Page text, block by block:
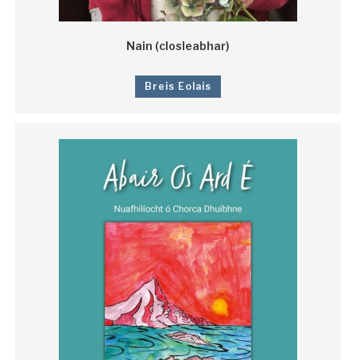
Nain (closleabhar)
Breis Eolais